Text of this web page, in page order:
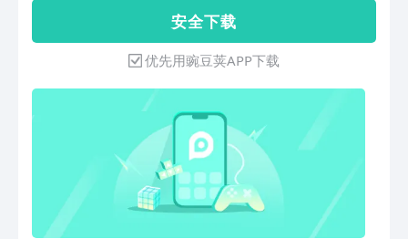
娱乐体验。 傲软投屏和电脑端一起使用
效果更赞哦，点这里下载傲软投屏电脑版
本：
https://www.apowersoft.cn/phone-
mirror 【居家办公/学习/游戏/观赛/健
身神器】 办公会议投屏 —线上远程办公
神器！一键投屏各类文档、钉钉、腾讯会
议、飞书文档等会议软件，手机化身PPT
遥控器，会议进度尽在掌握！ 网课投屏
—将高途课堂、腾讯课堂、有道精品课、
作业帮等各大网课app投屏电视／电脑，
安 全 下 载
优先用豌豆荚APP下载